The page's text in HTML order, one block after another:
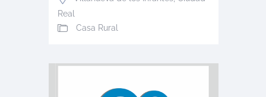
Real
Casa Rural